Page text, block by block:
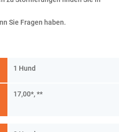
Sie Fragen haben.
1 Hund
17,00*, **